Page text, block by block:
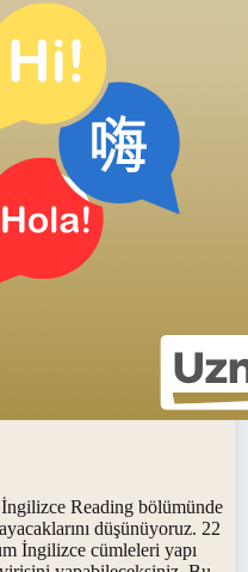
Reading bölümünde
düşünüyoruz. 22
İngilizce cümleleri yapı